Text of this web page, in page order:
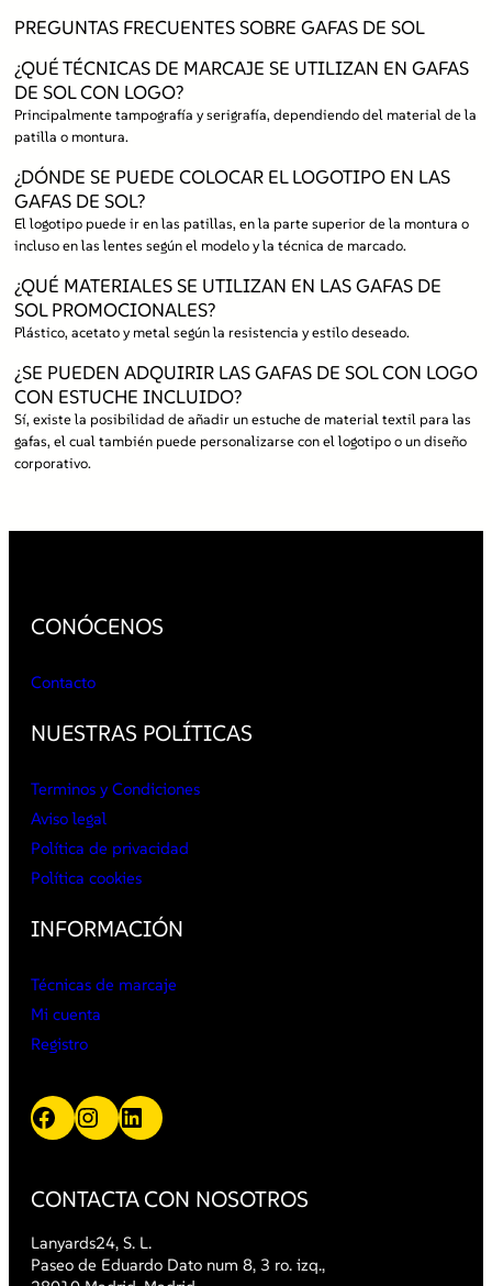
PREGUNTAS FRECUENTES SOBRE GAFAS DE SOL
¿QUÉ TÉCNICAS DE MARCAJE SE UTILIZAN EN GAFAS
DE SOL CON LOGO?
Principalmente tampografía y serigrafía, dependiendo del material de la
patilla o montura.
¿DÓNDE SE PUEDE COLOCAR EL LOGOTIPO EN LAS
GAFAS DE SOL?
El logotipo puede ir en las patillas, en la parte superior de la montura o
incluso en las lentes según el modelo y la técnica de marcado.
¿QUÉ MATERIALES SE UTILIZAN EN LAS GAFAS DE
SOL PROMOCIONALES?
Plástico, acetato y metal según la resistencia y estilo deseado.
¿SE PUEDEN ADQUIRIR LAS GAFAS DE SOL CON LOGO
CON ESTUCHE INCLUIDO?
Sí, existe la posibilidad de añadir un estuche de material textil para las
gafas, el cual también puede personalizarse con el logotipo o un diseño
corporativo.
CONÓCENOS
Contacto
NUESTRAS POLÍTICAS
Terminos y Condiciones
Aviso legal
Política de privacidad
Política cookies
INFORMACIÓN
Técnicas de marcaje
Mi cuenta
Registro
Facebook Instagram LinkedIn
CONTACTA CON NOSOTROS
Lanyards24, S. L.
Paseo de Eduardo Dato num 8, 3 ro. izq.,